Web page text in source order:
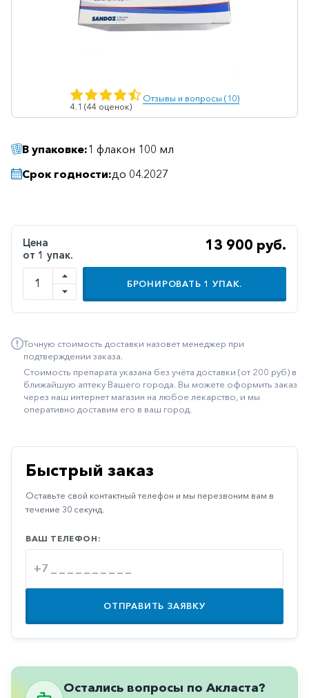
Ветеринарные
Гепатопротекторы
Диабетические
Желудочно-
кишечные
Иммунодепрессанты
Климактерические
Метаболизм
Минеральный
обмен
Неврологические
Остеопороз
Паркинсон
Противоаллергические
Противовирусные
Противовоспалительные
4.1 (44 оценок)
Отзывы и вопросы (10)
В упаковке:1 флакон 100 мл
Срок годности:до 04.2027
Цена
от 1 упак.
13 900 руб.
БРОНИРОВАТЬ 1 УПАК.
Точную стоимость доставки назовет менеджер при
подтверждении заказа.
Стоимость препарата указана без учёта доставки (от 200 руб) в
ближайшую аптеку Вашего города. Вы можете оформить заказ
через наш интернет магазин на любое лекарство, и мы
оперативно доставим его в ваш город.
Быстрый заказ
Оставьте свой контактный телефон и мы перезвоним вам в
течение 30 секунд.
ВАШ ТЕЛЕФОН:
ОТПРАВИТЬ ЗАЯВКУ
Остались вопросы по Акласта?